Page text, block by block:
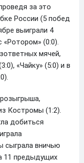
за это
России (5 побед
выиграли 4
«Ротором» (0:0).
мячей,
«Чайку» (5:0) и в
Костромы (1:2).
добиться
сыграла вничью
11 предыдущих